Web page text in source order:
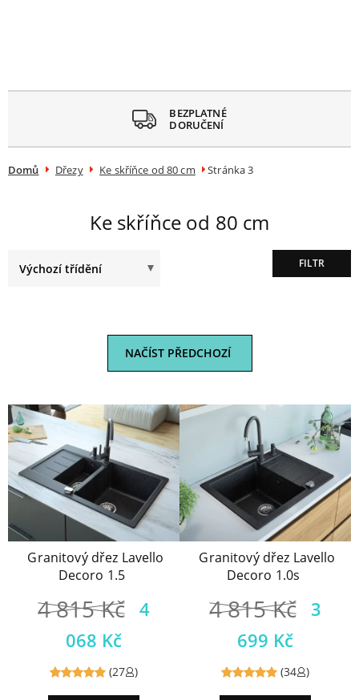
BEZPLATNÉ
DORUČENÍ
Domů Dřezy Ke skříňce od 80 cm Stránka 3
Ke skříňce od 80 cm
FILTR
NAČÍST PŘEDCHOZÍ
Granitový dřez Lavello
Decoro 1.5
4 815Kč
4
068 Kč
(27 )
Granitový dřez Lavello
Decoro 1.0s
4 815Kč
3
699 Kč
(34 )